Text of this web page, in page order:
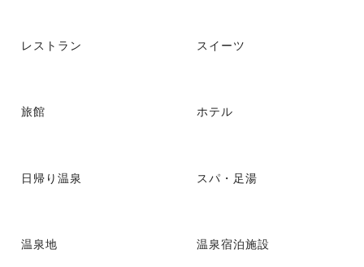
レストラン スイーツ
旅館 ホテル
日帰り温泉 スパ・足湯
温泉地 温泉宿泊施設